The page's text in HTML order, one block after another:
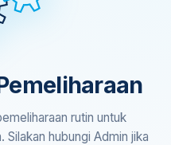
rutin untuk
Silakan hubungi Admin jika